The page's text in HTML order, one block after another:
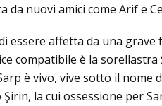
nuovi amici come Arif e
affetta da una grave
compatibile è la sorellastra
è vivo, vive sotto il nome
la cui ossessione per